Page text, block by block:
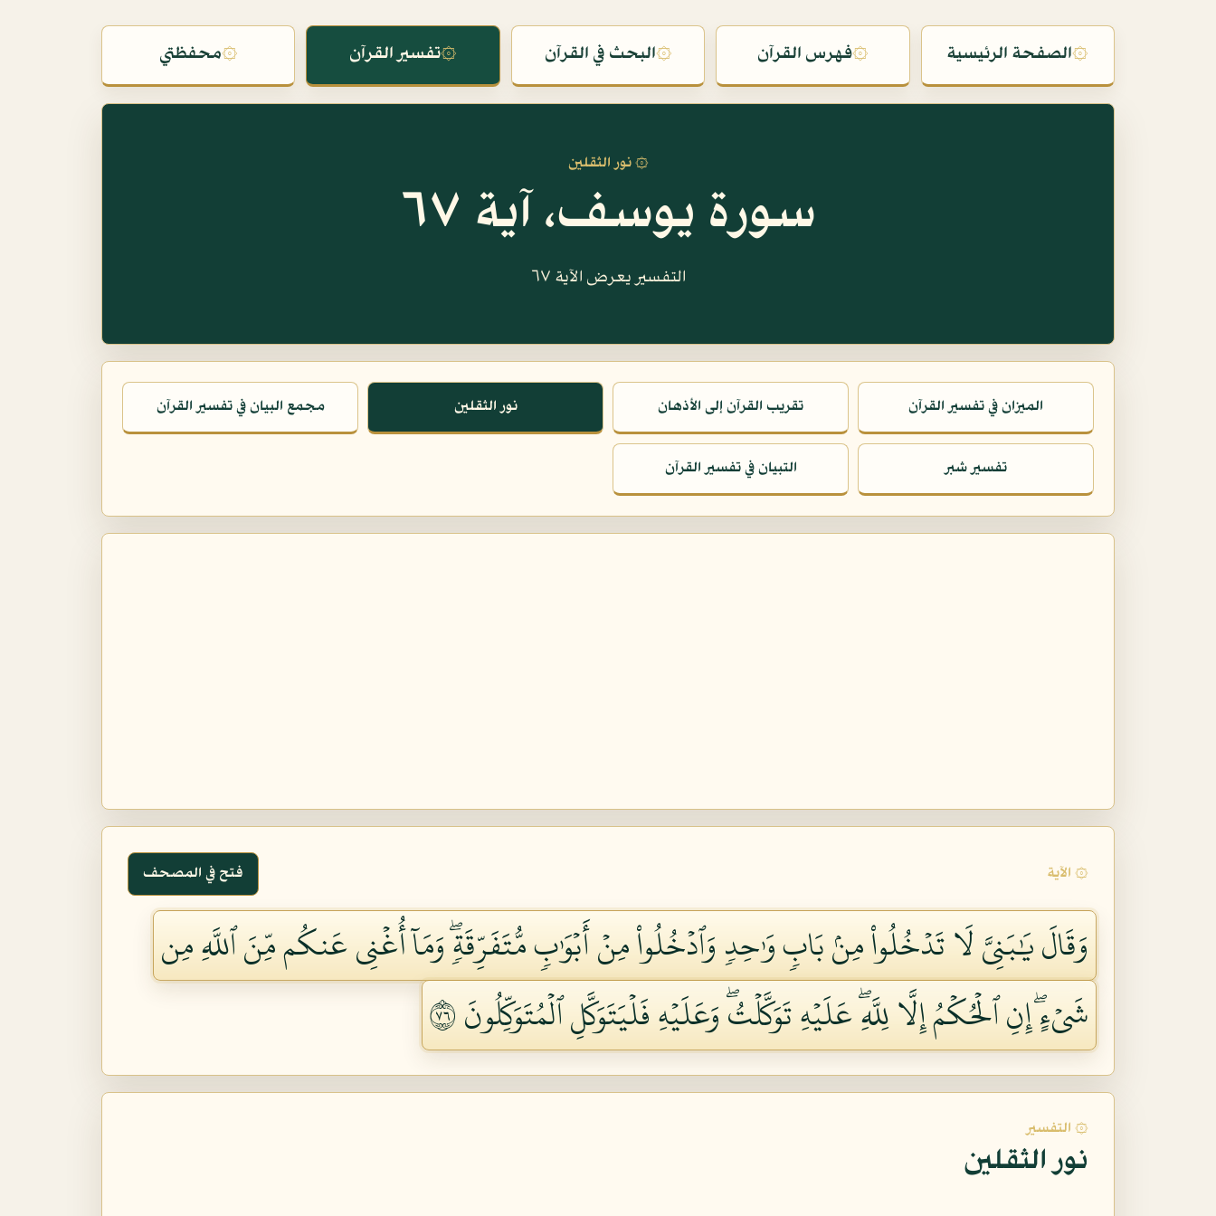
۞الصفحة الرئيسية ۞فهرس القرآن ۞البحث في القرآن ۞تفسير القرآن ۞محفظتي
۞ نور الثقلين
سورة يوسف، آية ٦٧
التفسير يعرض الآية ٦٧
الميزان في تفسير القرآن تقريب القرآن إلى الأذهان نور الثقلين مجمع البيان في تفسير القرآن
تفسير شبر التبيان في تفسير القرآن
۞ الآية فتح في المصحف
وَقَالَ يَٰبَنِيَّ لَا تَدۡخُلُواْ مِنۢ بَابٖ وَٰحِدٖ وَٱدۡخُلُواْ مِنۡ أَبۡوَٰبٖ مُّتَفَرِّقَةٖۖ وَمَآ أُغۡنِي عَنكُم مِّنَ ٱللَّهِ مِن
شَيۡءٍۖ إِنِ ٱلۡحُكۡمُ إِلَّا لِلَّهِۖ عَلَيۡهِ تَوَكَّلۡتُۖ وَعَلَيۡهِ فَلۡيَتَوَكَّلِ ٱلۡمُتَوَكِّلُونَ ٦٧
۞ التفسير
نور الثقلين